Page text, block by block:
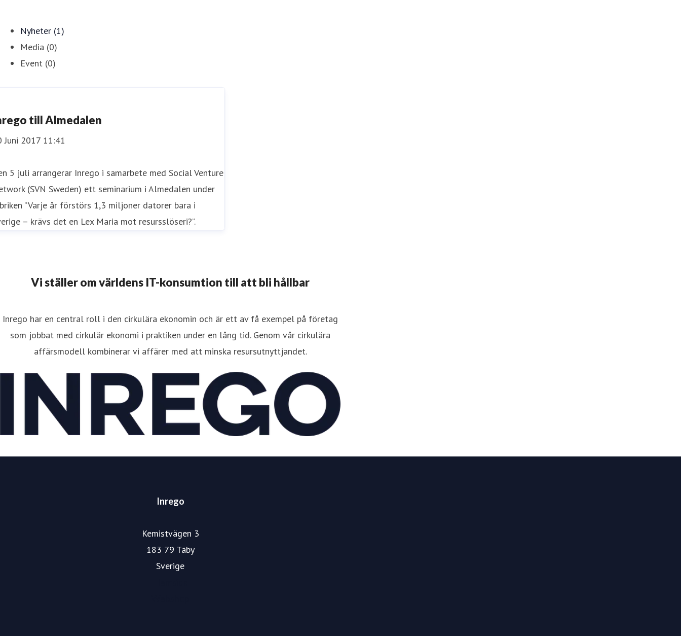
Nyheter (1)
Media (0)
Event (0)
till Almedalen
Juni 2017 11:41
5 juli arrangerar Inrego i samarbete med Social Venture
(SVN Sweden) ett seminarium i Almedalen under
”Varje år förstörs 1,3 miljoner datorer bara i
– krävs det en Lex Maria mot resursslöseri?”.
Vi ställer om världens IT-konsumtion till att bli hållbar
Inrego har en central roll i den cirkulära ekonomin och är ett av få exempel på företag
som jobbat med cirkulär ekonomi i praktiken under en lång tid. Genom vår cirkulära
affärsmodell kombinerar vi affärer med att minska resursutnyttjandet.
Inrego
Kemistvägen 3
183 79 Täby
Sverige